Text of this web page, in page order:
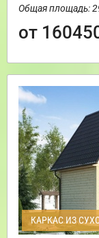
Общая площадь:
от
КАРКАС ИЗ